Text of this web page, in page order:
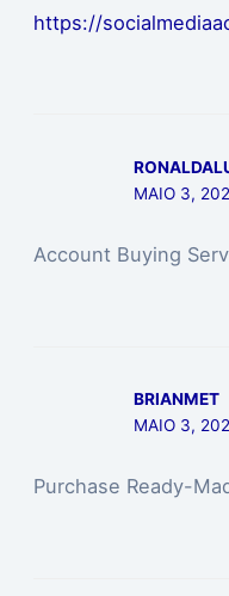
https://
MAIO 3,
Account Buying
BRIANMET
MAIO 3,
Purchase Ready-